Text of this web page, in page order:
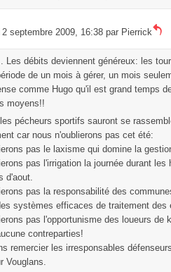
2 septembre 2009, 16:38 par Pierrick
Les débits deviennent généreux: les
de un mois à gérer, un mois
comme Hugo qu'il est grand temps
moyens!!
pécheurs sportifs sauront se
car nous n'oublierons pas cet été:
pas le laxisme qui domine la
pas l'irrigation la journée durant
d'aout.
pas la responsabilité des
systèmes efficaces de traitement des
pas l'opportunisme des loueurs de
contreparties!
remercier les irresponsables
Vouglans.